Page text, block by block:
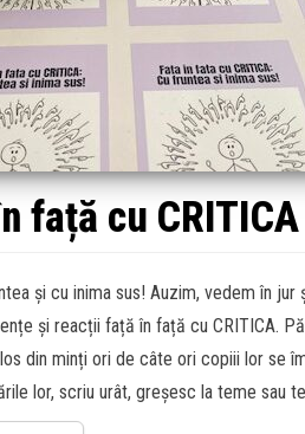
față cu CRITICA
și cu inima sus! Auzim, vedem în
și reacții față în față cu CRITICA.
din minți ori de câte ori copiii lor se
lor, scriu urât, greșesc la teme sau